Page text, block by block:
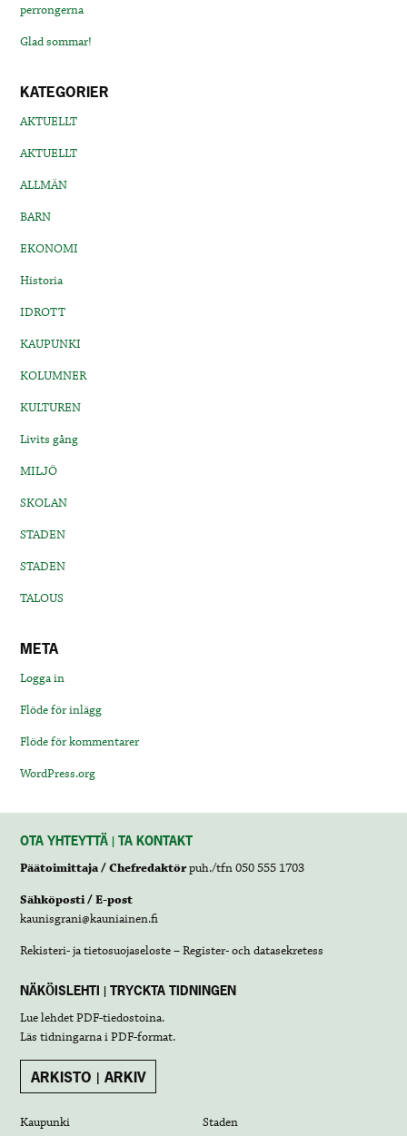
perrongerna
Glad sommar!
KATEGORIER
AKTUELLT
AKTUELLT
ALLMÄN
BARN
EKONOMI
Historia
IDROTT
KAUPUNKI
KOLUMNER
KULTUREN
Livits gång
MILJÖ
SKOLAN
STADEN
STADEN
TALOUS
META
Logga in
Flöde för inlägg
Flöde för kommentarer
WordPress.org
OTA YHTEYTTÄ | TA KONTAKT
Päätoimittaja / Chefredaktörpuh./tfn 050 555 1703
Sähköposti / E-post
kaunisgrani@kauniainen.fi
Rekisteri- ja tietosuojaseloste – Register- och datasekretess
NÄKÖISLEHTI | TRYCKTA TIDNINGEN
Lue lehdetPDF-tiedostoina.
Läs tidningarna iPDF-format.
ARKISTO | ARKIV
Kaupunki
Staden